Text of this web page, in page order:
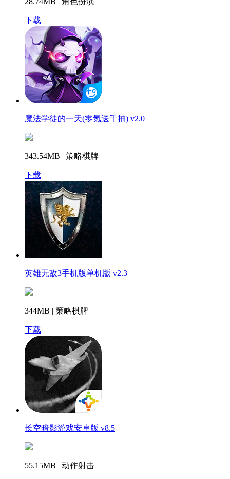
下载
魔法学徒的一天(零氪送千抽) v2.0
343.54MB | 策略棋牌
下载
英雄无敌3手机版单机版 v2.3
344MB | 策略棋牌
下载
长空暗影游戏安卓版 v8.5
55.15MB | 动作射击